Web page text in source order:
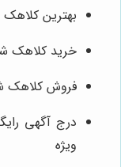
بهترین
خرید کلاهک
فروش کلاهک
درج آگهی
ویژه